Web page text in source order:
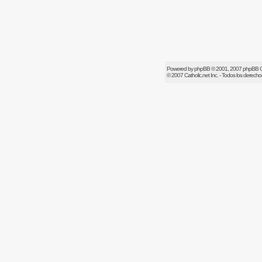
Powered byphpBB© 2001, 2007 phpBB
© 2007Catholic.netInc. - Todos los